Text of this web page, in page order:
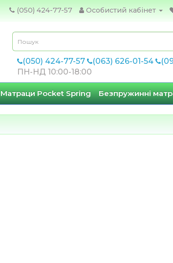
(050) 424-77-57 Особистий кабінет
(050) 424-77-57 (063) 626-01-54
ПН-НД 10:00-18:00
Матраци Pocket Spring Безпружинні